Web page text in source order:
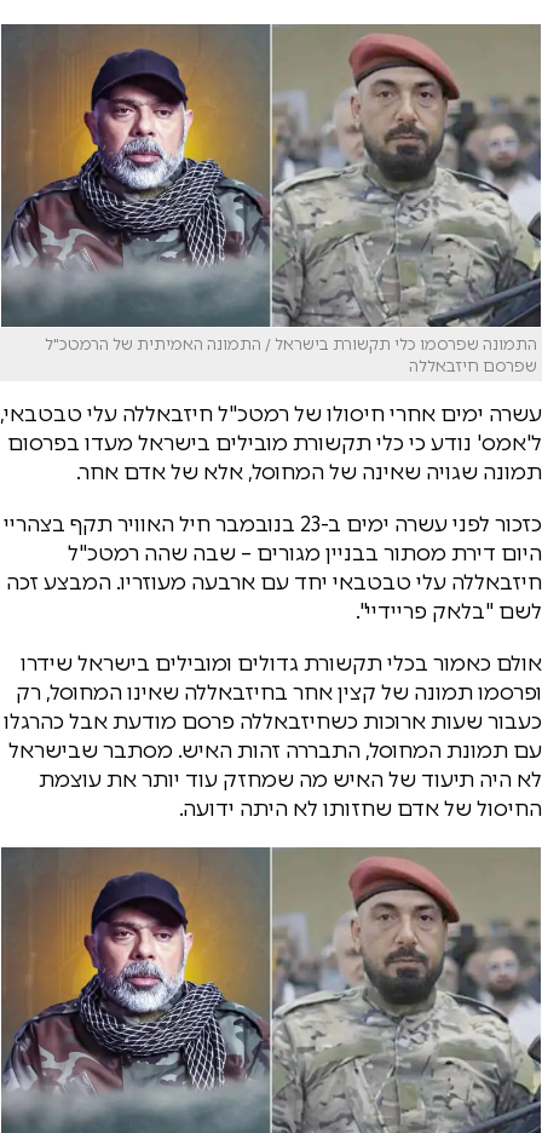
התמונה שפרסמו כלי תקשורת בישראל / התמונה האמיתית של הרמטכ"ל
שפרסם חיזבאללה
עשרה ימים אחרי חיסולו של רמטכ"ל חיזבאללה עלי טבטבאי,
ל'אמס' נודע כי כלי תקשורת מובילים בישראל מעדו בפרסום
תמונה שגויה שאינה של המחוסל, אלא של אדם אחר.
כזכור לפני עשרה ימים ב-23 בנובמבר חיל האוויר תקף בצהריי
היום דירת מסתור בבניין מגורים – שבה שהה רמטכ"ל
חיזבאללה עלי טבטבאי יחד עם ארבעה מעוזריו. המבצע זכה
לשם "בלאק פריידיי".
אולם כאמור בכלי תקשורת גדולים ומובילים בישראל שידרו
ופרסמו תמונה של קצין אחר בחיזבאללה שאינו המחוסל, רק
כעבור שעות ארוכות כשחיזבאללה פרסם מודעת אבל כהרגלו
עם תמונת המחוסל, התבררה זהות האיש. מסתבר שבישראל
לא היה תיעוד של האיש מה שמחזק עוד יותר את עוצמת
החיסול של אדם שחזותו לא היתה ידועה.